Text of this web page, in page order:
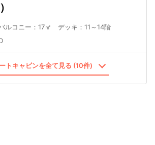
コニー：17㎡ デッキ：11～14階
トキャビンを全て見る (10件)